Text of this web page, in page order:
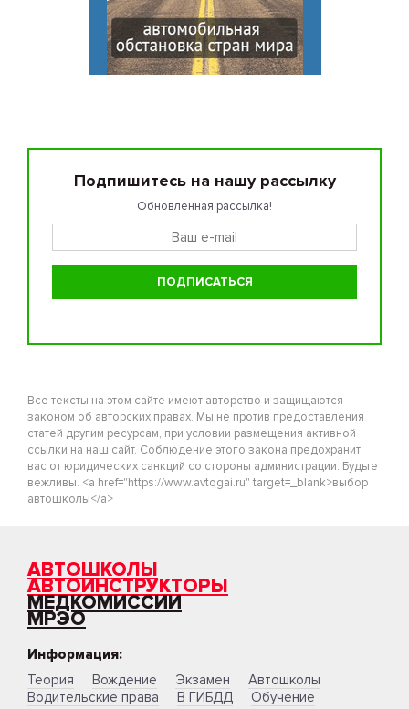
Подпишитесь на нашу рассылку
Обновленная рассылка!
Все тексты на этом сайте имеют авторство и защищаются
законом об авторских правах. Мы не против предоставления
статей другим ресурсам, при условии размещения активной
ссылки на наш сайт. Соблюдение этого закона предохранит
вас от юридических санкций со стороны администрации. Будьте
вежливы. <a href="https://www.avtogai.ru" target=_blank>выбор
автошколы</a>
АВТОШКОЛЫ
АВТОИНСТРУКТОРЫ
МЕДКОМИССИИ
МРЭО
Информация:
Теория
Вождение Экзамен
Автошколы
Водительские права
В ГИБДД
Обучение